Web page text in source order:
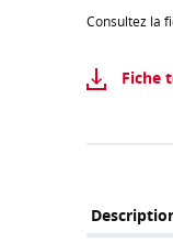
Consultez la
Fiche